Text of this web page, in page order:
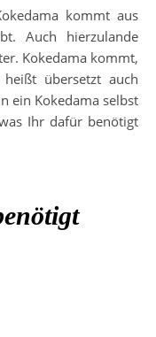
Auch hierzulande
Kokedama kommt,
übersetzt auch
ein Kokedama selbst
Ihr dafür benötigt